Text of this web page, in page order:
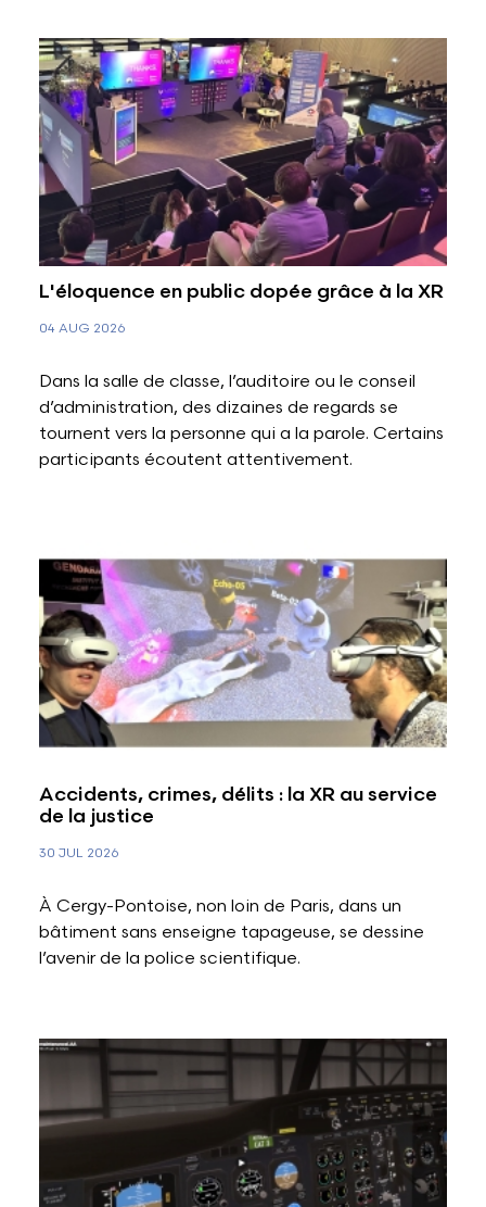
L'éloquence en public dopée grâce à la XR
04 AUG 2026
Dans la salle de classe, l’auditoire ou le conseil
d’administration, des dizaines de regards se
tournent vers la personne qui a la parole. Certains
participants écoutent attentivement.
Accidents, crimes, délits : la XR au service
de la justice
30 JUL 2026
À Cergy-Pontoise, non loin de Paris, dans un
bâtiment sans enseigne tapageuse, se dessine
l’avenir de la police scientifique.